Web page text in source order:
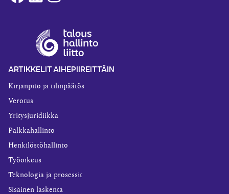
ARTIKKELIT AIHEPIIREITTÄIN
Kirjanpito ja tilinpäätös
Verotus
Yritysjuridiikka
Palkkahallinto
Henkilöstöhallinto
Työoikeus
Teknologia ja prosessit
Sisäinen laskenta